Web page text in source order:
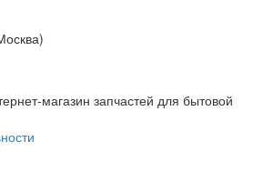
магазин запчастей для бытовой